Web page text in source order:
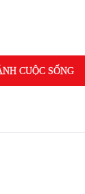
CUỘC SỐNG